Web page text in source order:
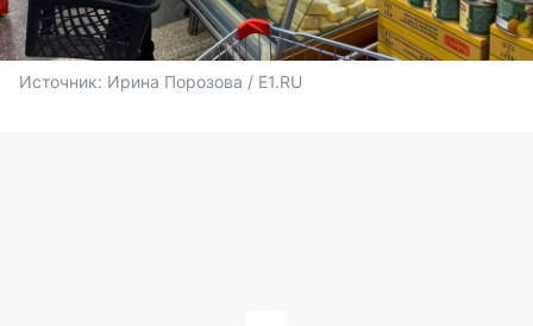
Источник: Ирина Порозова / E1.RU